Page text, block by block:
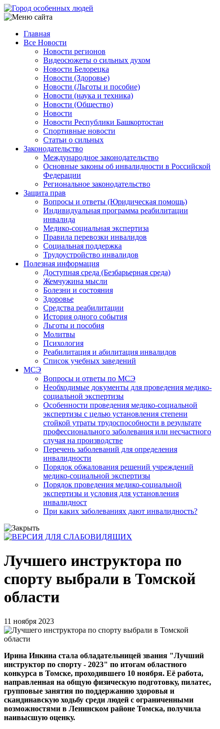
Перейти
к
содержанию
Main
navigation
Главная
Все Новости
Новости регионов
Видеосюжеты о сильных духом
Новости Белорецка
Новости (Здоровье)
Новости (Льготы и пособие)
Новости (наука и техника)
Новости (Общество)
Новости
Новости Республики Башкортостан
Спортивные новости
Статьи о сильных
Законодательство
Международное законодательство
Основные законы об инвалидности в Российской
Федерации
Региональное законодательство
Защита прав
Вопросы и ответы (Юридическая помощь)
Индивидуальная программа реабилитации
инвалида
Медико-социальная экспертиза
Правила перевозки инвалидов
Социальная поддержка
Трудоустройство инвалидов
Полезная информация
Доступная среда (Безбарьерная среда)
Жемчужина мысли
Болезни и состояния
Здоровье
Средства реабилитации
История одного события
Льготы и пособия
Молитвы
Психология
Реабилитация и абилитация инвалидов
Список учебных заведений
МСЭ
Вопросы и ответы по МСЭ
Необходимые документы для проведения медико-
социальной экспертизы
Особенности проведения медико-социальной
экспертизы с целью установления степени
стойкой утраты трудоспособности в результате
профессионального заболевания или несчастного
случая на производстве
Перечень заболеваний для определения
инвалидности
Порядок обжалования решений учреждений
медико-социальной экспертизы
Порядок проведения медико-социальной
экспертизы и условия для установления
инвалидност
При каких заболеваниях дают инвалидность?
Лучшего инструктора по
спорту выбрали в Томской
области
11 ноября 2023
Ирина Инкина стала обладательницей звания "Лучший
инструктор по спорту - 2023" по итогам областного
конкурса в Томске, проходившего 10 ноября. Её работа,
направленная на общую физическую подготовку, пилатес,
групповые занятия по поддержанию здоровья и
скандинавскую ходьбу среди людей с ограниченными
возможностями в Ленинском районе Томска, получила
наивысшую оценку.